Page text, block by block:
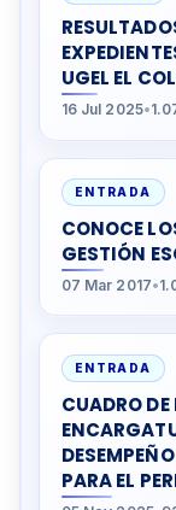
UGEL EL
16 Jul 2025•
ENTRADA
CONOCE
GESTIÓN
07 Mar 2017•
ENTRADA
CUADRO DE
PARA EL